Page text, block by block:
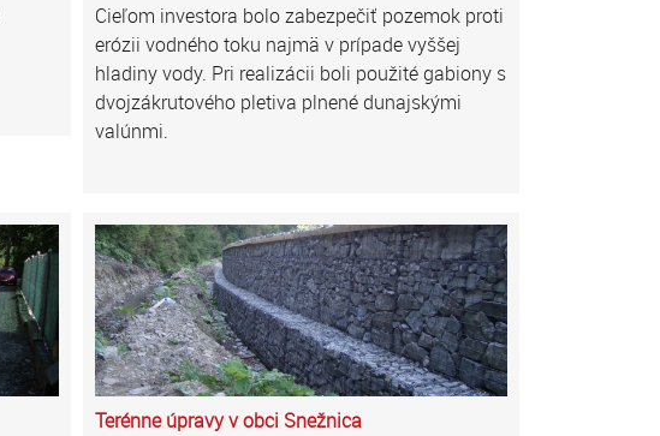
Cieľom investora bolo zabezpečiť pozemok proti
erózii vodného toku najmä v prípade vyššej
hladiny vody. Pri realizácii boli použité gabiony s
dvojzákrutového pletiva plnené dunajskými
valúnmi.
Terénne úpravy v obci Snežnica